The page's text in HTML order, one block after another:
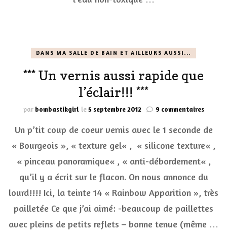
vernis
***
DANS MA SALLE DE BAIN ET AILLEURS AUSSI...
*** Un vernis aussi rapide que
l’éclair!!! ***
par bombastikgirl le5 septembre 2012 9 commentairessur
Un
aussi
rapide
***
Un p’tit coup de coeur vernis avec le 1 seconde de
« Bourgeois », « texture gel« , « silicone texture« ,
« pinceau panoramique« , « anti-débordement« ,
qu’il y a écrit sur le flacon. On nous annonce du
lourd!!!! Ici, la teinte 14 « Rainbow Apparition », très
pailletée Ce que j’ai aimé: -beaucoup de paillettes
avec pleins de petits reflets – bonne tenue (même …